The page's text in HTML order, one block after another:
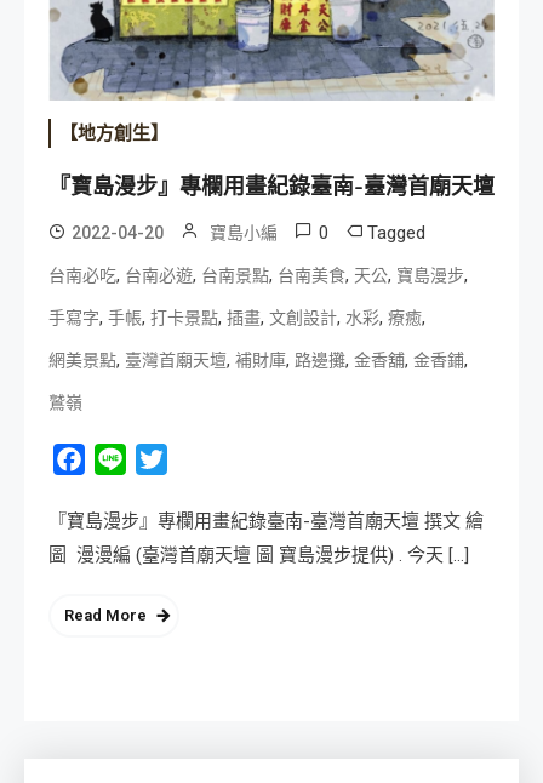
【地方創生】
『寶島漫步』專欄用畫紀錄臺南-臺灣首廟天壇
2022-04-20 寶島小編 0 Tagged
台南必吃, 台南必遊, 台南景點, 台南美食, 天公, 寶島漫步,
手寫字, 手帳, 打卡景點, 插畫, 文創設計, 水彩, 療癒,
網美景點, 臺灣首廟天壇, 補財庫, 路邊攤, 金香舖, 金香鋪,
鷲嶺
Facebook
Line
『寶島漫步』專欄用畫紀錄臺南-臺灣首廟天壇 撰文 繪
圖 漫漫編 (臺灣首廟天壇 圖 寶島漫步提供) . 今天 […]
Read More